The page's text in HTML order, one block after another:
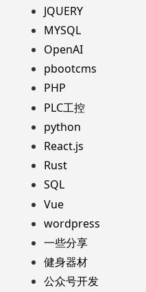
JQUERY
MYSQL
OpenAI
pbootcms
PHP
PLC工控
python
React.js
Rust
SQL
Vue
wordpress
一些分享
健身器材
公众号开发